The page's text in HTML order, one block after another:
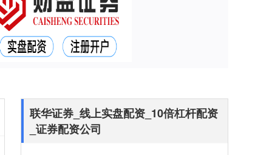
联华证券_线上实盘配资_10倍杠杆配资
_证券配资公司